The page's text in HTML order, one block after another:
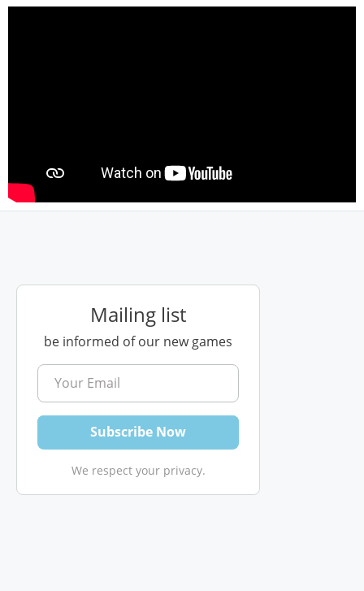
Mailing list
be informed of our new games
We respect your privacy.